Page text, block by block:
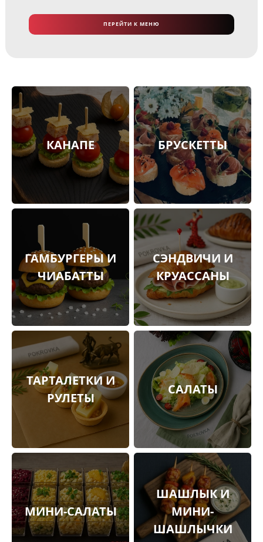
ПЕРЕЙТИ К МЕНЮ
КАНАПЕ БРУСКЕТТЫ
ГАМБУРГЕРЫ И
ЧИАБАТТЫ
СЭНДВИЧИ И
КРУАССАНЫ
ТАРТАЛЕТКИ И
РУЛЕТЫ
САЛАТЫ
МИНИ-САЛАТЫ
ШАШЛЫК И
МИНИ-
ШАШЛЫЧКИ